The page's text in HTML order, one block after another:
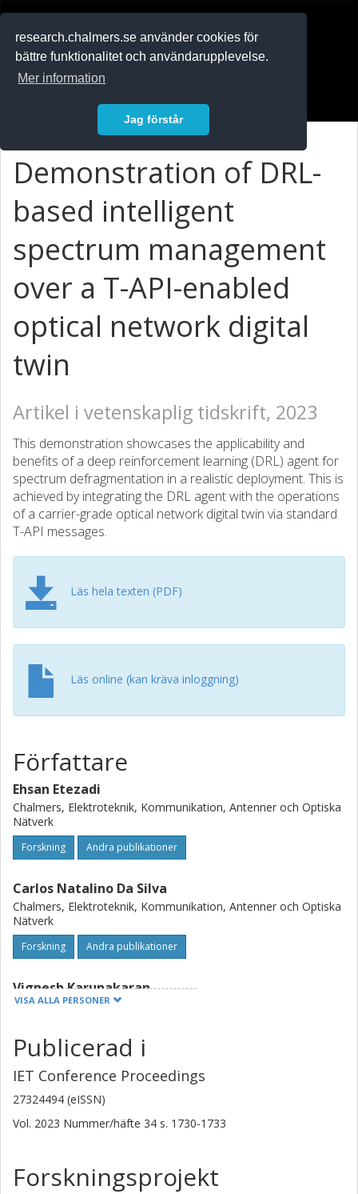
research.chalmers.se använder cookies för
bättre funktionalitet och användarupplevelse.
Mer information
Jag förstår
Demonstration of DRL-
based intelligent
spectrum management
over a T-API-enabled
optical network digital
twin
Artikel i vetenskaplig tidskrift, 2023
This demonstration showcases the applicability and
benefits of a deep reinforcement learning (DRL) agent for
spectrum defragmentation in a realistic deployment. This is
achieved by integrating the DRL agent with the operations
of a carrier-grade optical network digital twin via standard
T-API messages.
Läs hela texten (PDF)
Läs online (kan kräva inloggning)
Författare
Ehsan Etezadi
Chalmers, Elektroteknik, Kommunikation, Antenner och Optiska
Nätverk
Forskning Andra publikationer
Carlos Natalino Da Silva
Chalmers, Elektroteknik, Kommunikation, Antenner och Optiska
Nätverk
Forskning Andra publikationer
Vignesh Karunakaran
Adtran Networks SE
Renzo Diaz
Telia
Anders Lindgren
Telia
VISA ALLA PERSONER
Publicerad i
IET Conference Proceedings
27324494 (eISSN)
Vol. 2023 Nummer/häfte 34 s. 1730-1733
Forskningsprojekt